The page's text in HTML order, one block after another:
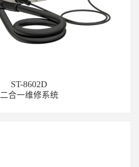
ST-8602D
二合一维修系统